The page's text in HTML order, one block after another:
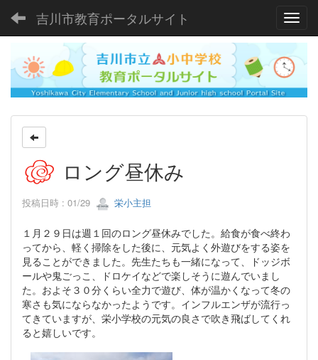
吉川市教育ポータルサイト
ロング昼休み
投稿日時 : 01/29 栄小主担
１月２９日は週１回のロング昼休みでした。給食が食べ終わ
ってから、軽く掃除をした後に、元気よく外遊びをする姿を
見ることができました。先生たちも一緒になって、ドッジボ
ールや鬼ごっこ、ドロケイなどで楽しそうに遊んでいまし
た。およそ３０分くらい全力で遊び、体が温かくなって冬の
寒さも気にならなかったようです。インフルエンザが流行っ
てきていますが、栄小学校の元気の良さで吹き飛ばしてくれ
ると嬉しいです。